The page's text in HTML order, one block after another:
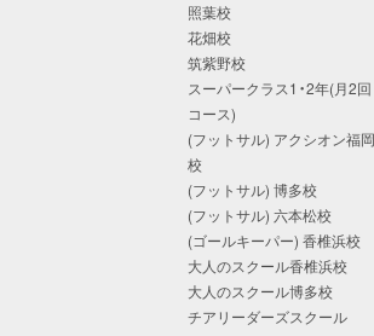
照葉校
花畑校
筑紫野校
スーパークラス1・2年(月2回
コース)
(フットサル) アクシオン福岡
校
(フットサル) 博多校
(フットサル) 六本松校
(ゴールキーパー) 香椎浜校
大人のスクール香椎浜校
大人のスクール博多校
チアリーダーズスクール